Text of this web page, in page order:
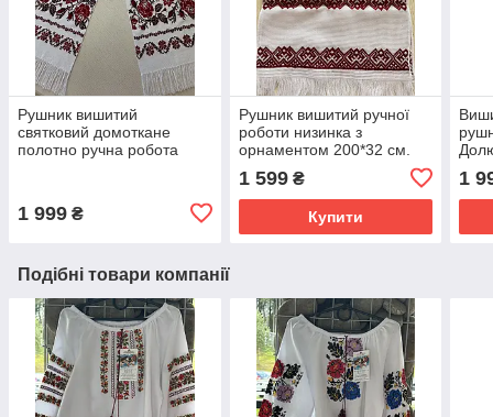
Рушник вишитий
святковий домоткане
полотно ручна робота
1 999 ₴
Рушник вишитий ручної
роботи низинка з
орнаментом 200*32 см.
1 599₴
Купити
1
Подібні товари компанії